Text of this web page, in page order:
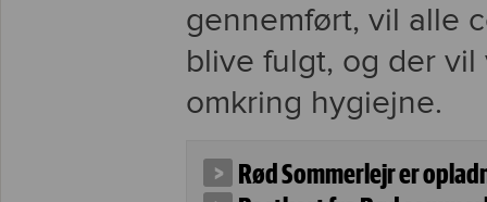
gennemført, vil alle
blive fulgt, og der
omkring hygiejne.
Rød Sommerlejr er